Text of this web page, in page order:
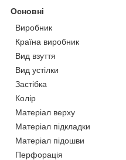
Основні
Виробник
Країна виробник
Вид взуття
Вид устілки
Застібка
Колір
Матеріал верху
Матеріал підкладки
Матеріал підошви
Перфорація